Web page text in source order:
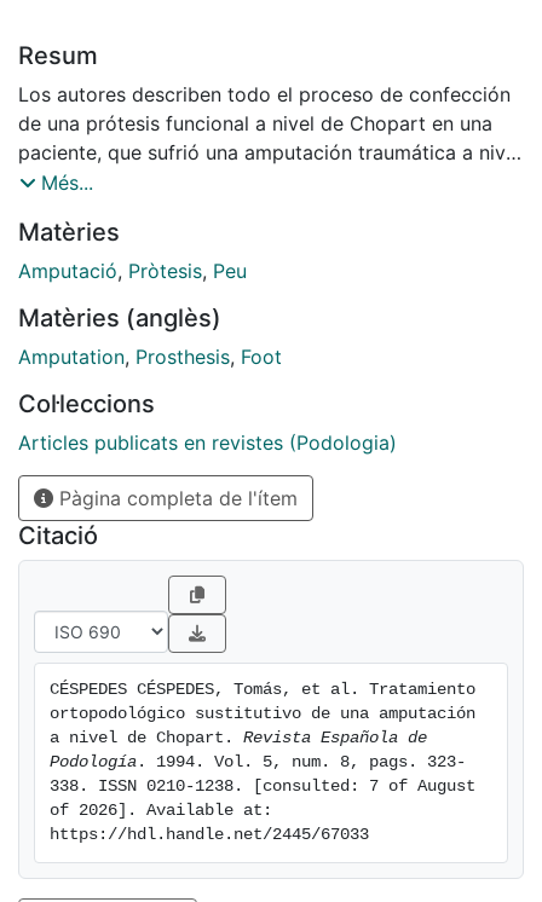
Resum
Los autores describen todo el proceso de confección
de una prótesis funcional a nivel de Chopart en una
paciente, que sufrió una amputación traumática a nivel
de esta articulación.
Més...
Matèries
Amputació, Pròtesis, Peu
Matèries (anglès)
Amputation, Prosthesis, Foot
Col·leccions
Articles publicats en revistes (Podologia)
Pàgina completa de l'ítem
Citació
CÉSPEDES CÉSPEDES, Tomás, et al. Tratamiento
ortopodológico sustitutivo de una amputación
a nivel de Chopart. Revista Española de
Podología . 1994. Vol. 5, num. 8, pags. 323-
338. ISSN 0210-1238. [consulted: 7 of August
of 2026]. Available at:
https://hdl.handle.net/2445/67033